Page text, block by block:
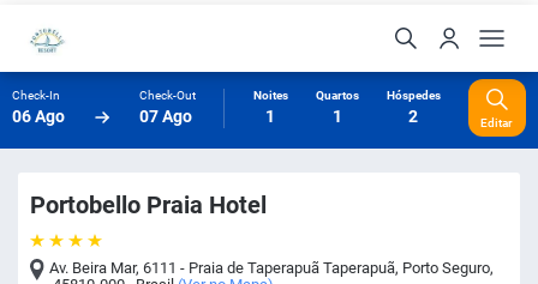
Check-In
06 Ago
Check-Out
07 Ago
Noites
1
Quartos
1
Hóspedes
2 Editar
Portobello Praia Hotel
Av. Beira Mar, 6111 - Praia de Taperapuã Taperapuã, Porto Seguro,